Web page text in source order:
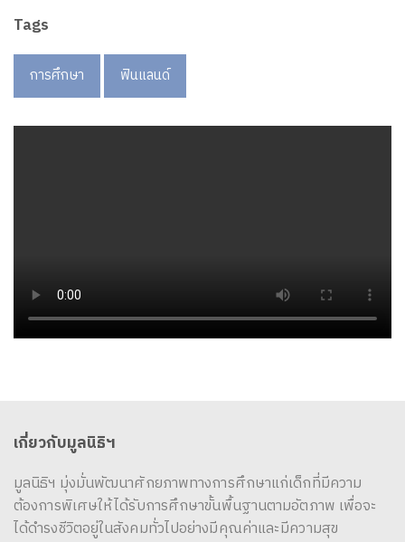
Tags
การศึกษา ฟินแลนด์
เกี่ยวกับมูลนิธิฯ
มูลนิธิฯ มุ่งมั่นพัฒนาศักยภาพทางการศึกษาแก่เด็กที่มีความ
ต้องการพิเศษให้ได้รับการศึกษาขั้นพื้นฐานตามอัตภาพ เพื่อจะ
ได้ดำรงชีวิตอยู่ในสังคมทั่วไปอย่างมีคุณค่าและมีความสุข